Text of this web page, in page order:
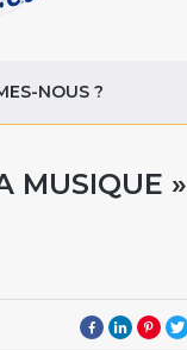
NOUS ?
MUSIQUE »